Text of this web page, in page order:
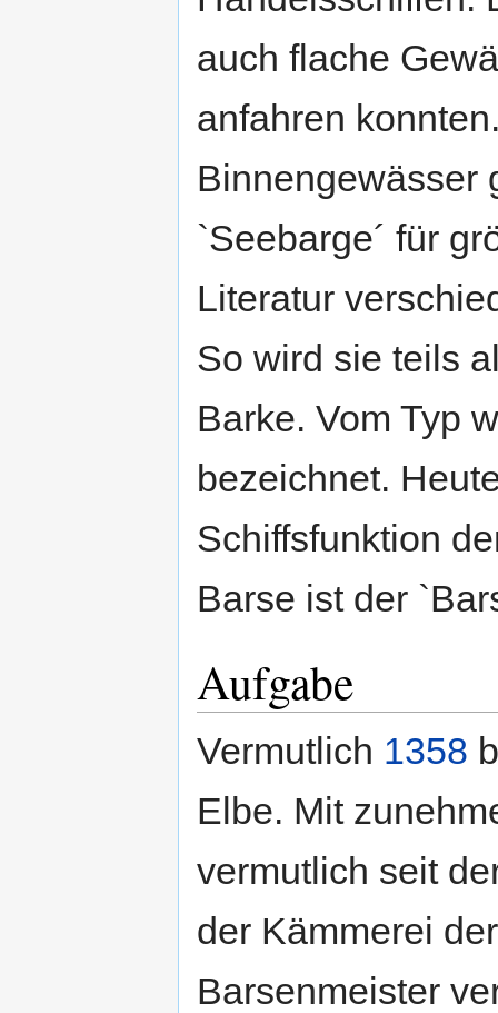
auch flache
anfahren
Binnengewässer
`Seebarge´ für
Literatur
So wird sie teils
Barke. Vom Typ
bezeichnet.
Schiffsfunktion
Barse ist der
Aufgabe
Vermutlich 1358
Elbe. Mit
vermutlich seit
der Kämmerei
Barsenmeister